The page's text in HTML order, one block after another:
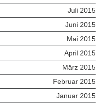
Juli 2015
Juni 2015
Mai 2015
April 2015
März 2015
Februar 2015
Januar 2015